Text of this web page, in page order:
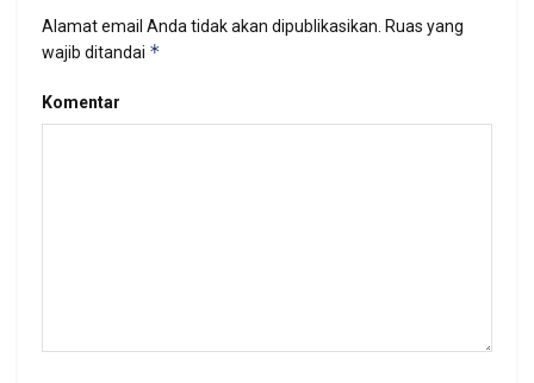
Alamat email Anda tidak akan dipublikasikan. Ruas yang
wajib ditandai *
Komentar